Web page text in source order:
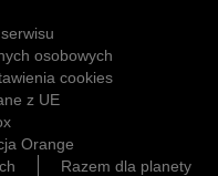
osobowych
cookies
z UE
Orange
Razem dla planety